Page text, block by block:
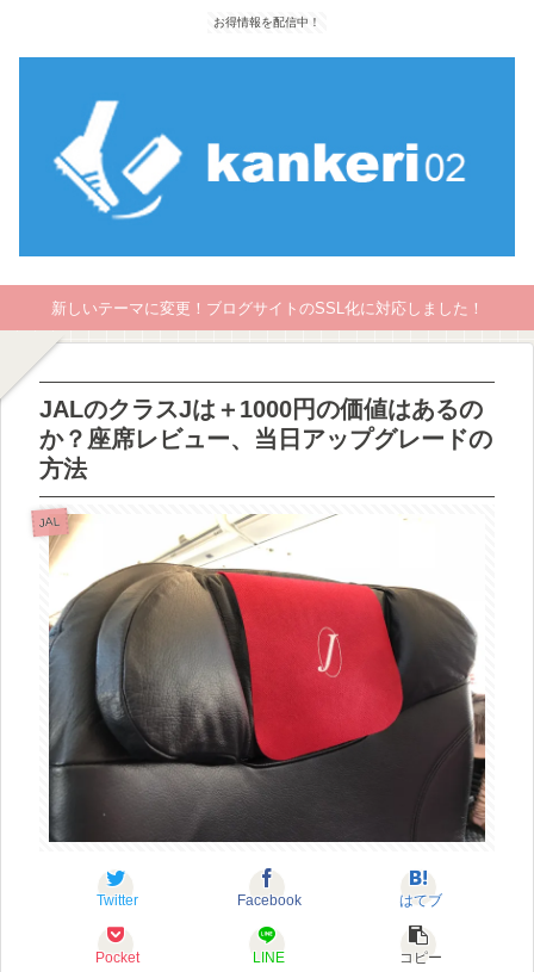
お得情報を配信中！
新しいテーマに変更！ブログサイトのSSL化に対応しました！
JALのクラスJは＋1000円の価値はあるの
か？座席レビュー、当日アップグレードの
方法
JAL
Twitter Facebook はてブ
Pocket LINE コピー